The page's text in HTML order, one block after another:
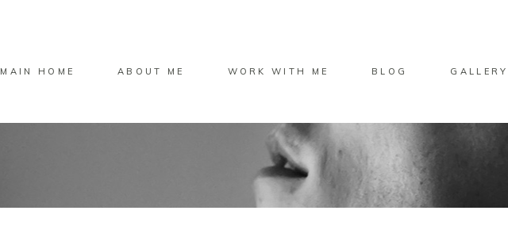
MAIN HOME ABOUT ME WORK WITH ME BLOG GALLERY